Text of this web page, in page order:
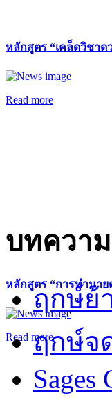
หลักสูตร “เคล็ดวิชาด
Read more
หลักสูตร “การทำนาย
Read more
บทควา
ฤกษ์ย้
ฤกษ์จ
Sages